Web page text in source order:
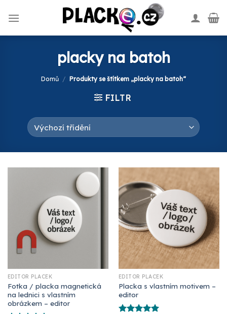
placky na batoh
Domů / Produkty se štítkem „placky na batoh“
FILTR
EDITOR PLACEK
Fotka / placka magnetická
na lednici s vlastním
obrázkem – editor
EDITOR PLACEK
Placka s vlastním motivem –
editor